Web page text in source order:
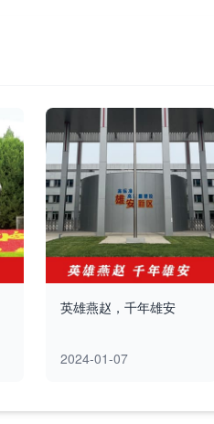
英雄燕赵，千年雄安
2024-01-07